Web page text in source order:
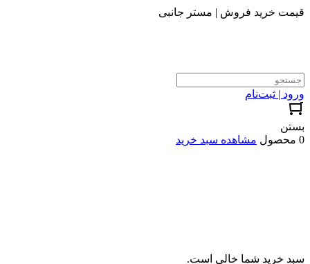
قیمت خرید فروش | مستر جانبی
ورود | ثبت‌نام
بستن
0 محصول
مشاهده سبد خرید
سبد خرید شما خالی است.